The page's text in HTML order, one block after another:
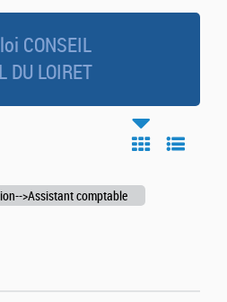
CONSEIL
DU LOIRET
>Assistant comptable